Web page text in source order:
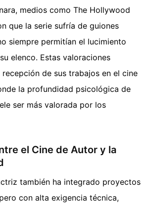
medios como The Hollywood
que la serie sufría de guiones
siempre permitían el lucimiento
elenco. Estas valoraciones
de sus trabajos en el cine
la profundidad psicológica de
ser más valorada por los
el Cine de Autor y la
también ha integrado proyectos
con alta exigencia técnica,